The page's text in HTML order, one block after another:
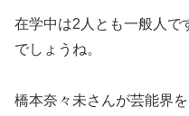
在学中は2人とも一般人で
でしょうね。
橋本奈々未さんが芸能界